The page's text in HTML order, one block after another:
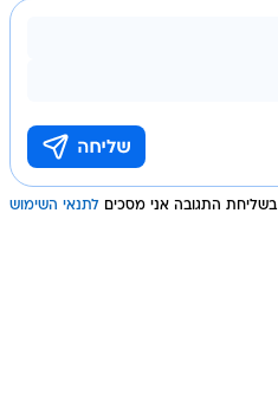
בשליחת התגובה אני מסכים לתנאי השימוש